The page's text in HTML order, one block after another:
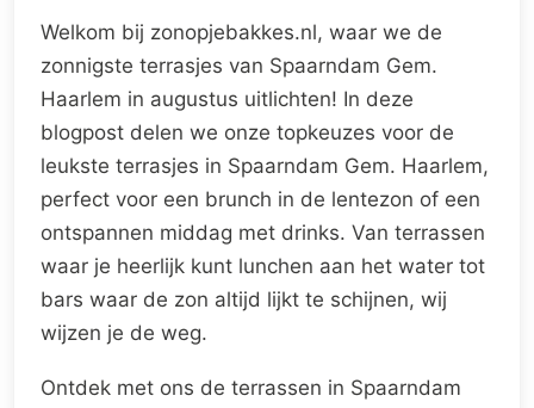
Welkom bij zonopjebakkes.nl, waar we de
zonnigste terrasjes van Spaarndam Gem.
Haarlem in augustus uitlichten! In deze
blogpost delen we onze topkeuzes voor de
leukste terrasjes in Spaarndam Gem. Haarlem,
perfect voor een brunch in de lentezon of een
ontspannen middag met drinks. Van terrassen
waar je heerlijk kunt lunchen aan het water tot
bars waar de zon altijd lijkt te schijnen, wij
wijzen je de weg.
Ontdek met ons de terrassen in Spaarndam